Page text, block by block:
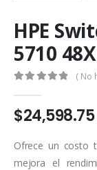
HPE
5710
( No
$24,598.75
Ofrece un costo
mejora el